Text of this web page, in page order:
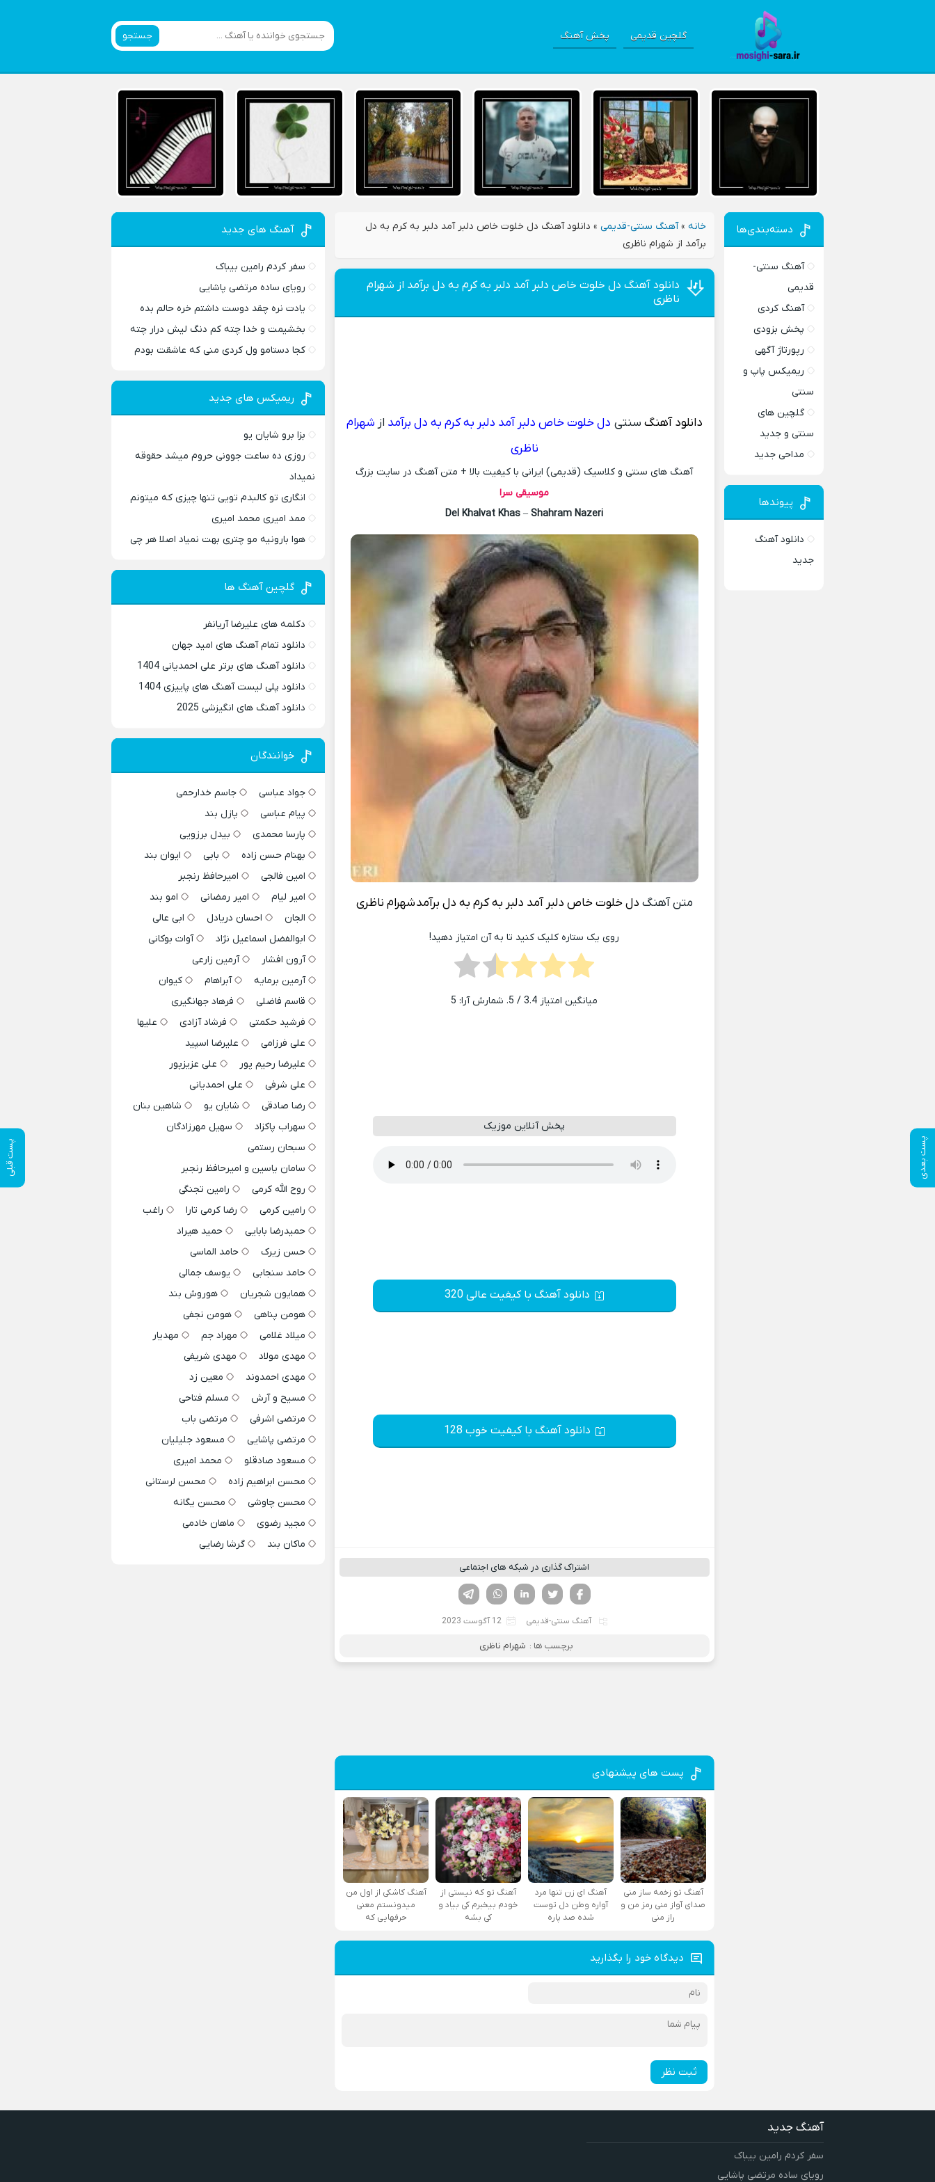
گلچین قدیمی پخش آهنگ جستجو
خانه »آهنگ سنتی-قدیمی » دانلود آهنگ دل خلوت خاص دلبر آمد دلبر به کرم به دل
برآمد از شهرام ناظری
پست بعدی پست قبلی
دانلود آهنگ دل خلوت خاص دلبر آمد دلبر به کرم به دل برآمد از شهرام
ناظری
دانلود آهنگ سنتی دل خلوت خاص دلبر آمد دلبر به کرم به دل برآمد از شهرام
ناظری
آهنگ های سنتی و کلاسیک (قدیمی) ایرانی با کیفیت بالا + متن آهنگ در سایت بزرگ
موسیقی سرا
Del Khalvat Khas –Shahram Nazeri
متن آهنگ دل خلوت خاص دلبر آمد دلبر به کرم به دل برآمدشهرام ناظری
روی یک ستاره کلیک کنید تا به آن امتیاز دهید!
میانگین امتیاز 3.4/ 5. شمارش آرا: 5
پخش آنلاین موزیک
دانلود آهنگ با کیفیت عالی 320
دانلود آهنگ با کیفیت خوب 128
اشتراک گذاری در شبکه های اجتماعی
لینکدین تویتر
فیسوک
آهنگ سنتی-قدیمی 12 آگوست 2023
برچسب ها : شهرام ناظری
پست های پیشنهادی
آهنگ تو زخمه ساز منی
صدای آواز منی رمز من و
راز منی
آهنگ ای زن تنها مرد
آواره وطن دل توست
شده صد پاره
آهنگ تو که نیستی از
خودم بیخبرم کی بیاد و
کی بشه
آهنگ کاشکی از اول من
میدونستم معنی
حرفهایی که
دیدگاه خود را بگذارید
ثبت نظر
دسته‌بندی‌ها
آهنگ سنتی-
قدیمی
آهنگ کردی
پخش بزودی
رپورتاژ آگهی
ریمیکس پاپ و
سنتی
گلچین های
سنتی و جدید
مداحی جدید
پیوندها
دانلود آهنگ
جدید
آهنگ های جدید
سفر کردم رامین بیباک
رویای ساده مرتضی پاشایی
یادت نره چقد دوست داشتم خره حالم بده
بخشیمت و خدا چته کم دنگ لیش درار چته
کجا دستامو ول کردی منی که عاشقت بودم
ریمیکس های جدید
بزا برو شایان یو
روزی ده ساعت جوونی حروم میشد حقوقه
نمیداد
انگاری تو کالبدم تویی تنها چیزی که میتونم
ممد امیری محمد امیری
هوا بارونیه مو چتری بهت نمیاد اصلا هر چی
گلچین آهنگ ها
دکلمه های علیرضا آریانفر
دانلود تمام آهنگ های امید جهان
دانلود آهنگ های برتر علی احمدیانی 1404
دانلود پلی لیست آهنگ های پاییزی 1404
دانلود آهنگ های انگیزشی 2025
خوانندگان
جواد عباسی
جاسم خدارحمی
پیام عباسی
پازل بند
پارسا محمدی
بیدل برزویی
بهنام حسن زاده
بابی
ایوان بند
امین فالجی
امیرحافظ رنجبر
امیر لیام
امیر رمضانی
امو بند
الجان
احسان دریادل
ابی عالی
ابوالفضل اسماعیل نژاد
آوات بوکانی
آرون افشار
آرمین زارعی
آرمین برمایه
آبراهام
کیوان
قاسم فاضلی
فرهاد جهانگیری
فرشید حکمتی
فرشاد آزادی
علیها
علی فرزامی
علیرضا اسپید
علیرضا رحیم پور
علی عزیزپور
علی شرفی
علی احمدیانی
رضا صادقی
شایان یو
شاهین بنان
سهراب پاکزاد
سهیل مهرزادگان
سبحان رستمی
سامان یاسین و امیرحافظ رنجبر
روح الله کرمی
رامین تجنگی
رامین کرمی
رضا کرمی تارا
راغب
حمیدرضا بابایی
حمید هیراد
حسن زیرک
حامد الماسی
حامد سنجابی
یوسف جمالی
همایون شجریان
هوروش بند
هومن پناهی
هومن نجفی
میلاد غلامی
مهراد جم
مهدیار
مهدی مولاد
مهدی شریفی
مهدی احمدوند
معین زد
مسیح و آرش
مسلم فتاحی
مرتضی اشرفی
مرتضی باب
مرتضی پاشایی
مسعود جلیلیان
مسعود صادقلو
محمد امیری
محسن ابراهیم زاده
محسن لرستانی
محسن چاوشی
محسن یگانه
مجید رضوی
ماهان خادمی
ماکان بند
گرشا رضایی
آهنگ جدید
سفر کردم رامین بیباک
رویای ساده مرتضی پاشایی